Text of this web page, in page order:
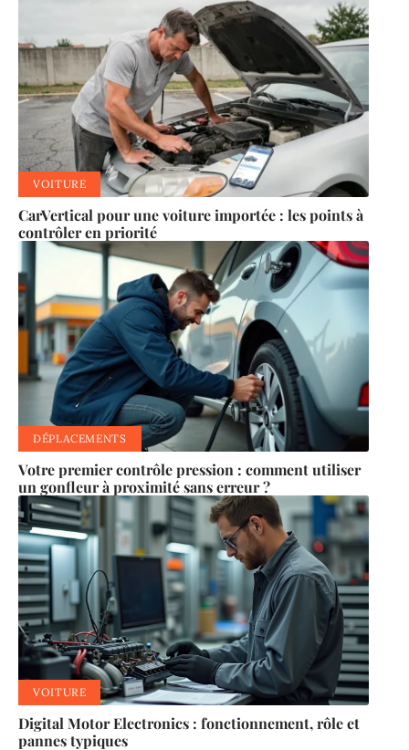
VOITURE
CarVertical pour une voiture importée : les points à
contrôler en priorité
DÉPLACEMENTS
Votre premier contrôle pression : comment utiliser
un gonfleur à proximité sans erreur ?
VOITURE
Digital Motor Electronics : fonctionnement, rôle et
pannes typiques